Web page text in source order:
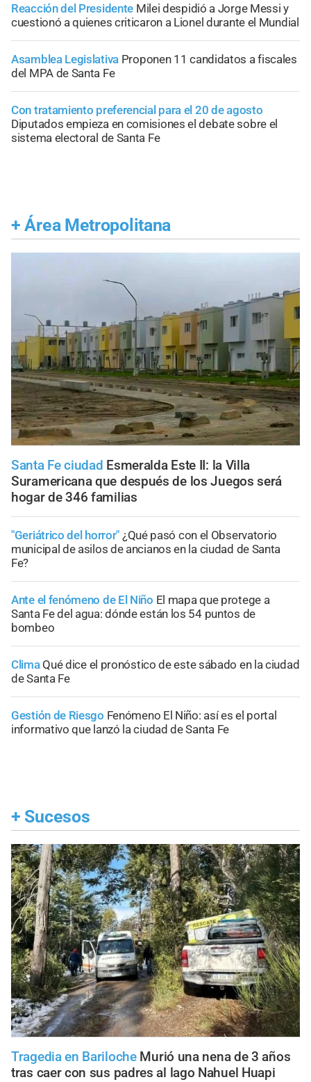
Reacción del Presidente Milei despidió a Jorge Messi y
cuestionó a quienes criticaron a Lionel durante el Mundial
Asamblea Legislativa Proponen 11 candidatos a fiscales
del MPA de Santa Fe
Con tratamiento preferencial para el 20 de agosto
Diputados empieza en comisiones el debate sobre el
sistema electoral de Santa Fe
+ Área Metropolitana
Santa Fe ciudad Esmeralda Este II: la Villa
Suramericana que después de los Juegos será
hogar de 346 familias
"Geriátrico del horror" ¿Qué pasó con el Observatorio
municipal de asilos de ancianos en la ciudad de Santa
Fe?
Ante el fenómeno de El Niño El mapa que protege a
Santa Fe del agua: dónde están los 54 puntos de
bombeo
Clima Qué dice el pronóstico de este sábado en la ciudad
de Santa Fe
Gestión de Riesgo Fenómeno El Niño: así es el portal
informativo que lanzó la ciudad de Santa Fe
+ Sucesos
Tragedia en Bariloche Murió una nena de 3 años
tras caer con sus padres al lago Nahuel Huapi